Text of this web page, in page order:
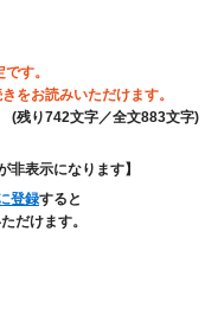
す。
をお読みいただけます。
(残り742文字／全文883文字)
非表示になります】
登録すると
だけます。